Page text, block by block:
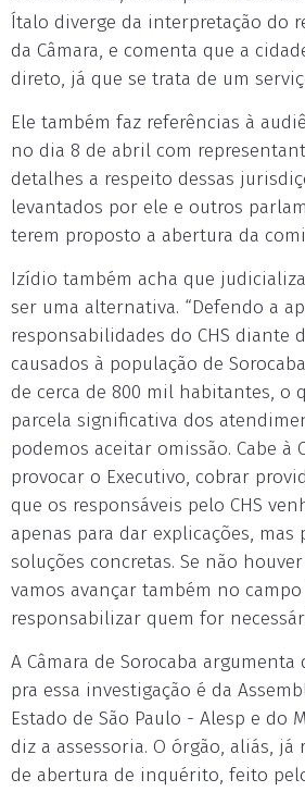
Ítalo diverge da interpretação do
da Câmara, e comenta que a
direto, já que se trata de um
Ele também faz referências à
no dia 8 de abril com
detalhes a respeito dessas
levantados por ele e outros
terem proposto a abertura da
Izídio também acha que
ser uma alternativa. “Defendo a
responsabilidades do CHS diante
causados à população de
de cerca de 800 mil habitantes, o
parcela significativa dos
podemos aceitar omissão. Cabe à
provocar o Executivo, cobrar
que os responsáveis pelo CHS
apenas para dar explicações, mas
soluções concretas. Se não
vamos avançar também no
responsabilizar quem for
A Câmara de Sorocaba argumenta
pra essa investigação é da
Estado de São Paulo - Alesp e do
diz a assessoria. O órgão, aliás, já
de abertura de inquérito, feito